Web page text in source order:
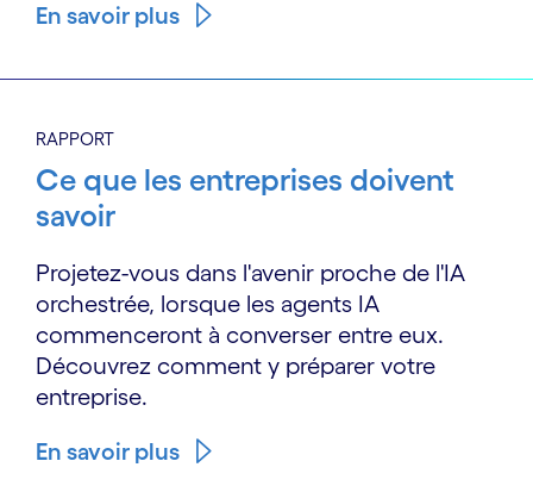
En savoir plus
RAPPORT
Ce que les entreprises doivent
savoir
Projetez-vous dans l'avenir proche de l'IA
orchestrée, lorsque les agents IA
commenceront à converser entre eux.
Découvrez comment y préparer votre
entreprise.
En savoir plus